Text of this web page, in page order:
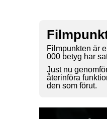
Filmpunkten är
000 betyg har
Just nu
återinföra
den som förut.